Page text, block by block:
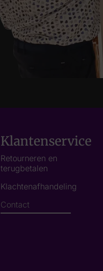
Klantenservice
Retourneren en
terugbetalen
Klachtenafhandeling
Contact